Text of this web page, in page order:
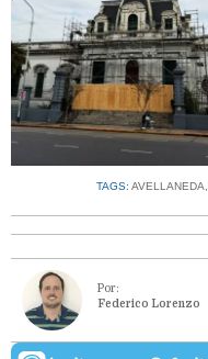
TAGS: AVELLANEDA,
Por:
Federico Lorenzo